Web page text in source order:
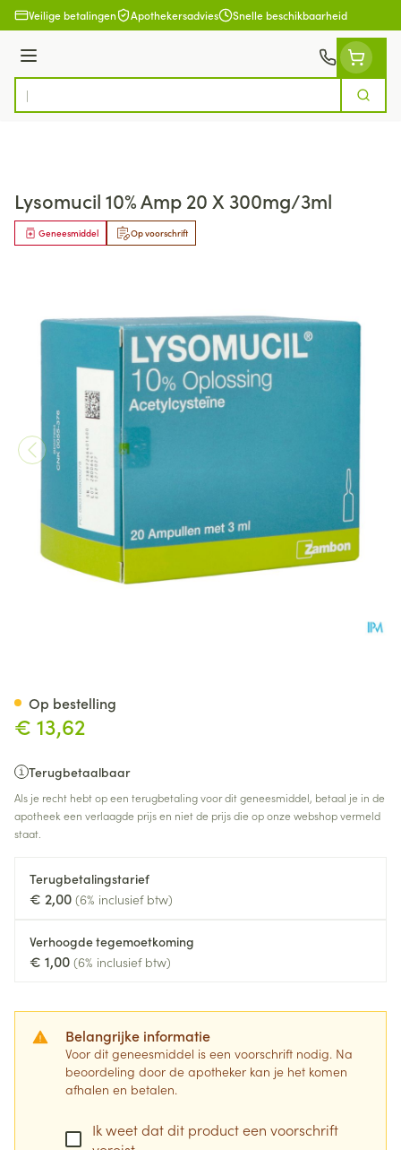
Ga naar de inhoud
Veilige betalingen Apothekersadvies Snelle beschikbaarheid
Menu
Product, merk, categorie...
Zoek
Lysomucil 10% Amp 20 X 300mg/3ml
Op voorschrift
Geneesmiddel
€ 13,62
Terugbetaalbaar
Als je recht hebt op een terugbetaling voor dit geneesmiddel, betaal je in de
apotheek een verlaagde prijs en niet de prijs die op onze webshop vermeld
staat.
Terugbetalingstarief
€ 2,00 (6% inclusief btw)
Verhoogde tegemoetkoming
€ 1,00 (6% inclusief btw)
Belangrijke informatie
Voor dit geneesmiddel is een voorschrift nodig. Na
beoordeling door de apotheker kan je het komen
afhalen en betalen.
Ik weet dat dit product een voorschrift
Op bestelling